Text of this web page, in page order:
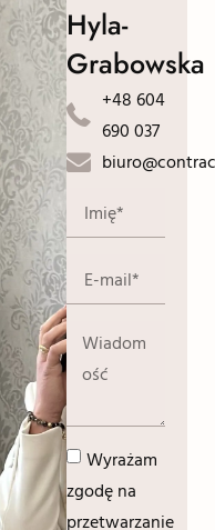
Hyla-
Grabowska
+48 604
690 037
Wyrażam
zgodę na
przetwarzanie